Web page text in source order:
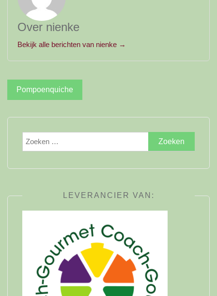
Over nienke
Bekijk alle berichten van nienke →
Bericht
navigatie
Pompoenquiche
Zoeken
naar:
LEVERANCIER VAN: